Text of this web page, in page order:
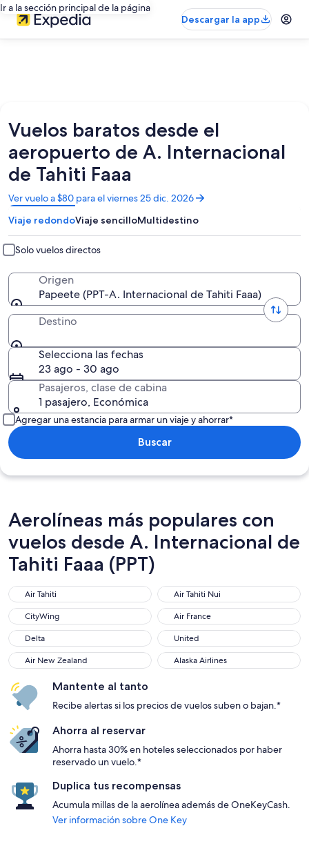
Ir a la sección principal de la página
Descargar la app
Vuelos baratos desde el
aeropuerto de A. Internacional
de Tahiti Faaa
Ver vuelo a $80 para el viernes 25 dic. 2026
Se
abrirá
en
una
nueva
ventana
Viaje redondoViaje sencilloMultidestino
Solo vuelos directos
Origen
Papeete (PPT-A. Internacional de Tahiti Faaa)
Destino
Selecciona las fechas
23 ago - 30 ago
Pasajeros, clase de cabina
1 pasajero, Económica
Agregar una estancia para armar un viaje y ahorrar*
Buscar
Aerolíneas más populares con
vuelos desde A. Internacional de
Tahiti Faaa (PPT)
Air Tahiti
Air Tahiti Nui
CityWing
Air France
Delta
United
Air New Zealand
Alaska Airlines
Mantente al tanto
Recibe alertas si los precios de vuelos suben o bajan.*
Ahorra al reservar
Ahorra hasta 30% en hoteles seleccionados por haber
reservado un vuelo.*
Duplica tus recompensas
Acumula millas de la aerolínea además de OneKeyCash.
Ver información sobre One Key